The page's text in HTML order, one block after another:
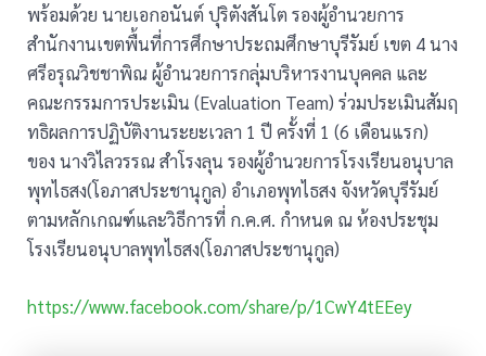
พร้อมด้วย นายเอกอนันต์ ปุริตังสันโต รองผู้อำนวยการ
สำนักงานเขตพื้นที่การศึกษาประถมศึกษาบุรีรัมย์ เขต 4 นาง
ศรีอรุณวิชชาพิณ ผู้อำนวยการกลุ่มบริหารงานบุคคล และ
คณะกรรมการประเมิน (Evaluation Team) ร่วมประเมินสัมฤ
ทธิผลการปฏิบัติงานระยะเวลา 1 ปี ครั้งที่ 1 (6 เดือนแรก)
ของ นางวิไลวรรณ สำโรงลุน รองผู้อำนวยการโรงเรียนอนุบาล
พุทไธสง(โอภาสประชานุกูล) อำเภอพุทไธสง จังหวัดบุรีรัมย์
ตามหลักเกณฑ์และวิธีการที่ ก.ค.ศ. กำหนด ณ ห้องประชุม
โรงเรียนอนุบาลพุทไธสง(โอภาสประชานุกูล)
https://www.facebook.com/share/p/1CwY4tEEey